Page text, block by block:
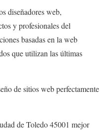
diseñadores web,
y profesionales del
basadas en la web
que utilizan las últimas
de sitios web perfectamente
de Toledo 45001 mejor